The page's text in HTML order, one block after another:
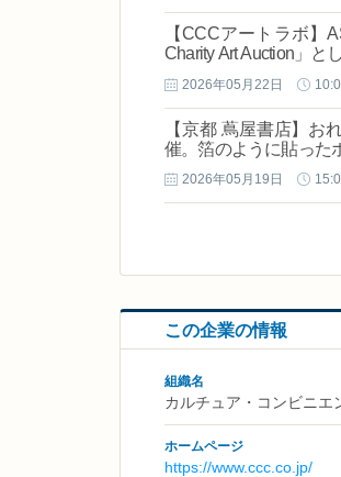
【CCCアートラボ】
Charity Art Auction」と
2026年05月22日
【京都 蔦屋書店】お
催。箔のように貼った
2026年05月19日
この企業の情報
組織名
カルチュア・コンビニエ
ホームページ
https://www.ccc.co.jp/